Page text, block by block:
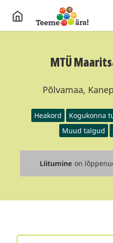
MTÜ
Põlvamaa,
Heakord Kogukonna
Muud talgud
Liitumine on